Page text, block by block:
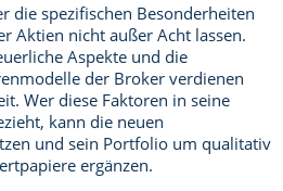
die spezifischen Besonderheiten
Aktien nicht außer Acht lassen.
Aspekte und die
der Broker verdienen
Wer diese Faktoren in seine
kann die neuen
und sein Portfolio um qualitativ
ergänzen.